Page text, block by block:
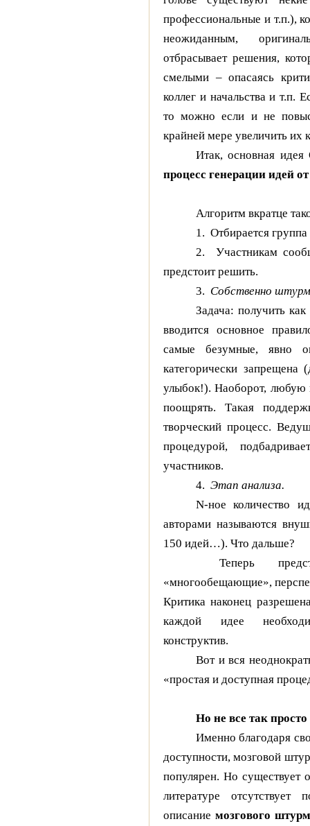
профессиональные и т.п.),
неожиданным,
отбрасывает решения,
смелыми – опасаясь
коллег и начальства и т.п.
то можно если и не
крайней мере увеличить их
Итак, основная
процесс генерации идей
Алгоритм вкратце
1. Отбирается
2. Участникам
предстоит решить.
3. Собственно
Задача: получить
вводится основное
самые безумные, явно
категорически запрещена
улыбок!). Наоборот,
поощрять. Такая
творческий процесс.
процедурой,
участников.
4.Этап анализа.
N-ное количество
авторами называются
150 идей…). Что дальше?
Теперь
«многообещающие»,
Критика наконец
каждой идее
конструктив.
Вот и вся
«простая и доступная
Но не все так просто
Именно благодаря
доступности, мозговой
популярен. Но существует
литературе отсутствует
описание мозгового